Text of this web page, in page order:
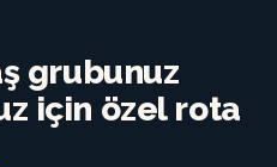
grubunuz
için özel rota